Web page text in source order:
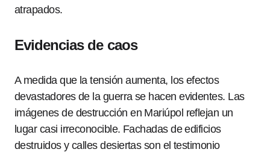
atrapados.
Evidencias de caos
A medida que la tensión aumenta, los efectos
devastadores de la guerra se hacen evidentes. Las
imágenes de destrucción en Mariúpol reflejan un
lugar casi irreconocible. Fachadas de edificios
destruidos y calles desiertas son el testimonio